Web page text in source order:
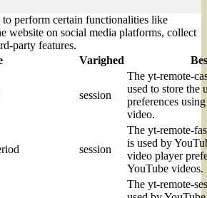
perform certain functionalities like
website on social media platforms, collect
party features.
Varighed
session
The yt-remote-
used to store the
preferences
video.
session
The yt-remote-
is used by
video player
YouTube videos.
The yt-remote-